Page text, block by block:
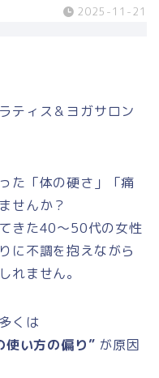
2025-11-21
ティス＆ヨガサロン
た「体の硬さ」「痛
せんか？
きた40〜50代の女性
に不調を抱えながら
れません。
くは
使い方の偏り” が原因